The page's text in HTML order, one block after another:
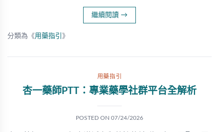
繼續閱讀 →
分類為《用藥指引 》
用藥指引
杏一藥師PTT：專業藥學社群平台全解析
POSTED ON 07/24/2026